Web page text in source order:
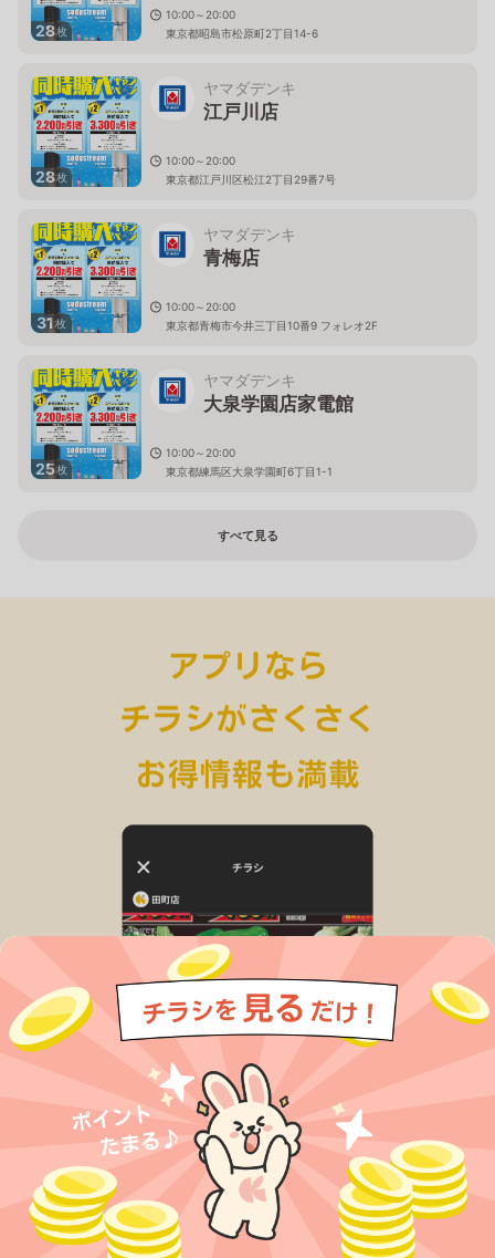
28枚
10:00～20:00
東京都昭島市松原町2丁目14-6
28枚
ヤマダデンキ
江戸川店
10:00～20:00
東京都江戸川区松江2丁目29番7号
31枚
ヤマダデンキ
青梅店
10:00～20:00
東京都青梅市今井三丁目10番9 フォレオ2F
25枚
ヤマダデンキ
大泉学園店家電館
10:00～20:00
東京都練馬区大泉学園町6丁目1-1
すべて見る